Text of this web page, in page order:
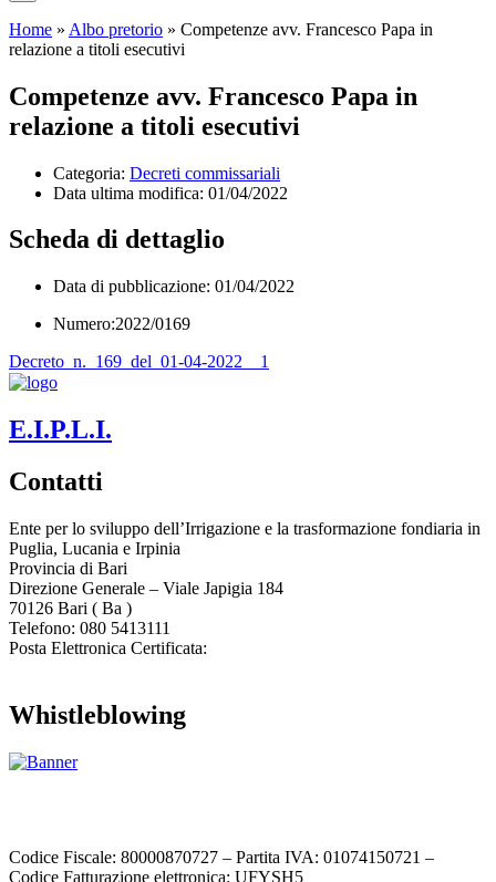
Home » Albo pretorio » Competenze avv. Francesco Papa in
relazione a titoli esecutivi
Competenze avv. Francesco Papa in
relazione a titoli esecutivi
Categoria: Decreti commissariali
Data ultima modifica: 01/04/2022
Scheda di dettaglio
Data di pubblicazione: 01/04/2022
Numero:2022/0169
Decreto_n._169_del_01-04-2022__1
E.I.P.L.I.
Contatti
Ente per lo sviluppo dell’Irrigazione e la trasformazione fondiaria in
Puglia, Lucania e Irpinia
Provincia di Bari
Direzione Generale – Viale Japigia 184
70126 Bari ( Ba )
Telefono: 080 5413111
Posta Elettronica Certificata:
Whistleblowing
Codice Fiscale: 80000870727 – Partita IVA: 01074150721 –
Codice Fatturazione elettronica: UFYSH5